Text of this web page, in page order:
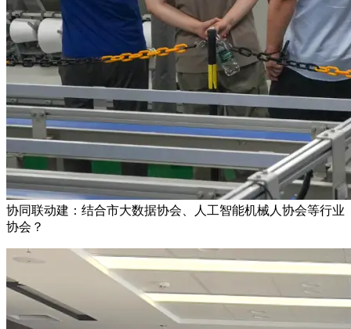
协同联动建：结合市大数据协会、人工智能机械人协会等行业
协会？